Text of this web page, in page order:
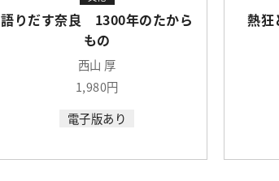
語りだす奈良 1300年のたから
もの
西山 厚
1,980円
電子版あり
熱狂